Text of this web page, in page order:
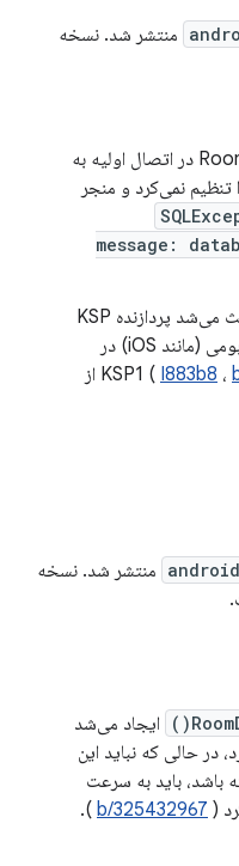
منتشر شد. نسخه
مشکلی را برطرف کنید که در آن Room در اتصال اولیه به
تنظیم نمی‌کرد و منجر
message:
مشکلی در کامپایلر Room که باعث می‌شد پردازنده KSP
هنگام پردازش مجموعه‌های منبع بومی (مانند iOS) در
I883b8 ،
) از
منتشر شد. نسخه
ایجاد می‌شد
در حالی که نباید این
باشد، باید به سرعت
b/325432967
).